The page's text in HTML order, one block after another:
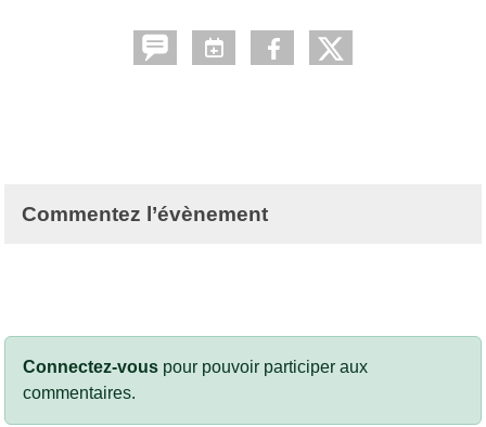
Commentez l’évènement
Connectez-vous pour pouvoir participer aux
commentaires.